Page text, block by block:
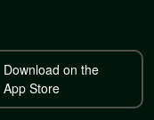
Download on the
App Store